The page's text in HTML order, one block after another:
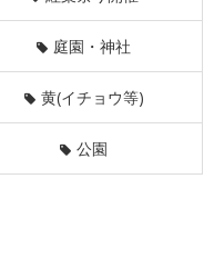
庭園・神社
黄(イチョウ等)
公園